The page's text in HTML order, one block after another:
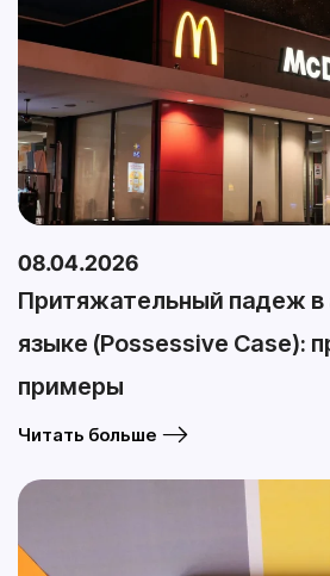
08.04.2026
Притяжательный падеж в
языке (Possessive Case):
примеры
Читать больше